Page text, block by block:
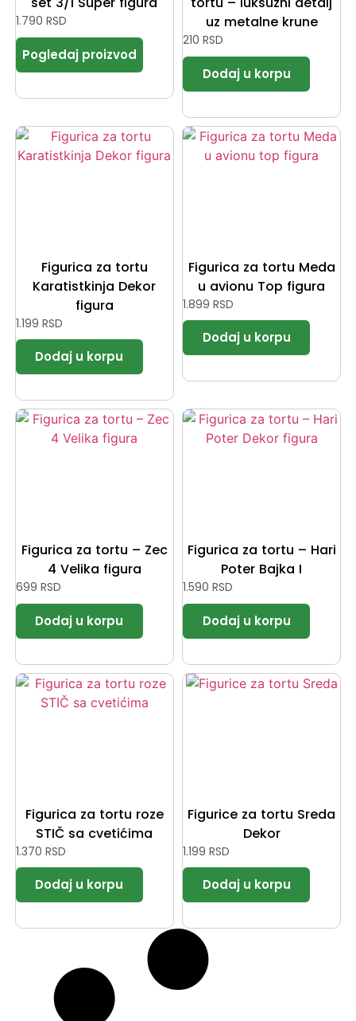
1.790 RSD
uz metalne krune
210 RSD
Figurica za tortu
Karatistkinja Dekor
figura
1.199 RSD
Figurica za tortu Meda
u avionu Top figura
1.899 RSD
Figurica za tortu – Zec
4 Velika figura
699 RSD
Figurica za tortu – Hari
Poter Bajka I
1.590 RSD
Figurica za tortu roze
STIČ sa cvetićima
1.370 RSD
Figurice za tortu Sreda
Dekor
1.199 RSD